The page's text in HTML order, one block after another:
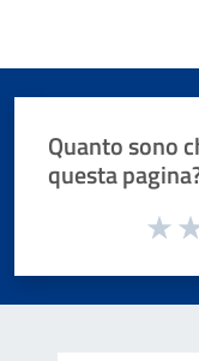
Quanto sono
questa
Valuta da 1 a 5